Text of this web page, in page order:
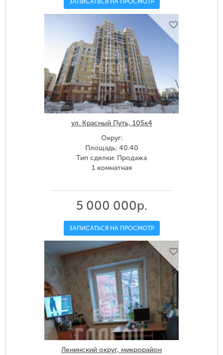
ЗАПИСАТЬСЯ НА ПРОСМОТР
ул. Красный Путь, 105к4
Округ:
Площадь: 40.40
Тип сделки: Продажа
1 комнатная
5 000 000р.
ЗАПИСАТЬСЯ НА ПРОСМОТР
Ленинский округ, микрорайон